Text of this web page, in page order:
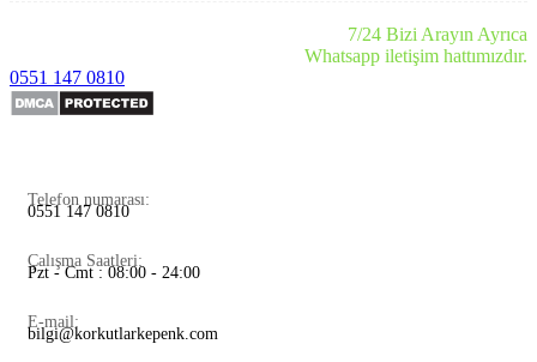
7/24 Bizi Arayın Ayrıca
Whatsapp iletişim hattımızdır.
0551 147 0810
Telefon numarası:
0551 147 0810
Çalışma Saatleri:
Pzt - Cmt : 08:00 - 24:00
E-mail:
bilgi@korkutlarkepenk.com